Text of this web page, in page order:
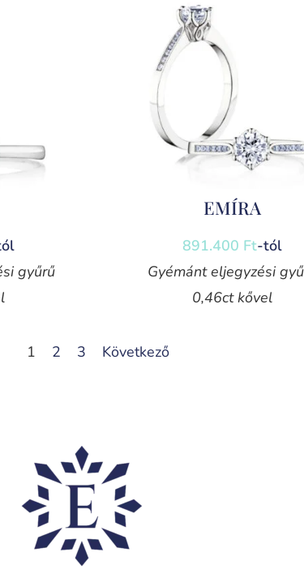
gyűrű
EMÍRA
891.400 Ft-tól
Gyémánt eljegyzési
0,46ct kővel
1 2 3 Következő